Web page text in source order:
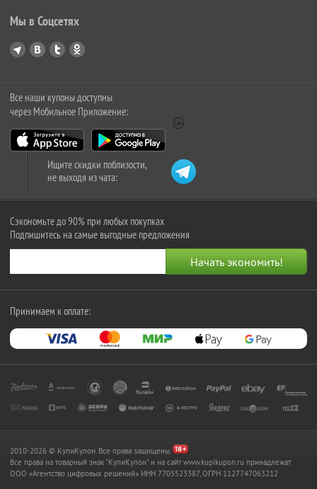
Мы в Соцсетях
Все наши купоны доступны
через Мобильное Приложение:
Ищите скидки поблизости,
не выходя из чата:
Сэкономьте до 90% при любых покупках
Подпишитесь на самые выгодные предложения
Принимаем к оплате:
2010-2026 © КупиКупон. Все права защищены.
Все права на товарный знак "КупиКупон" и на сайт www.kupikupon.ru принадлежат
OOO «Агентство цифровых решений» ИНН 7705523387, ОГРН 1127747063212